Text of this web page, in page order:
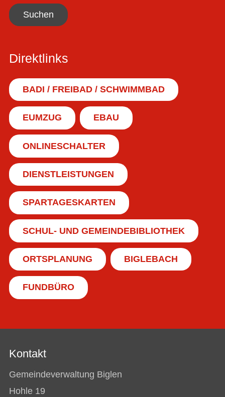
Direktlinks
BADI / FREIBAD / SCHWIMMBAD
EUMZUG EBAU
ONLINESCHALTER
DIENSTLEISTUNGEN
SPARTAGESKARTEN
SCHUL- UND GEMEINDEBIBLIOTHEK
ORTSPLANUNG BIGLEBACH
FUNDBÜRO
Suchen
Kontakt
Gemeindeverwaltung Biglen
Hohle 19